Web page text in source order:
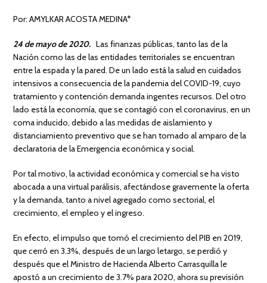
Por: AMYLKAR ACOSTA MEDINA*
24 de mayo de 2020. Las finanzas públicas, tanto las de la
Nación como las de las entidades territoriales se encuentran
entre la espada y la pared. De un lado está la salud en cuidados
intensivos a consecuencia de la pandemia del COVID-19, cuyo
tratamiento y contención demanda ingentes recursos. Del otro
lado está la economía, que se contagió con el coronavirus, en un
coma inducido, debido a las medidas de aislamiento y
distanciamiento preventivo que se han tomado al amparo de la
declaratoria de la Emergencia económica y social.
Por tal motivo, la actividad económica y comercial se ha visto
abocada a una virtual parálisis, afectándose gravemente la oferta
y la demanda, tanto a nivel agregado como sectorial, el
crecimiento, el empleo y el ingreso.
En efecto, el impulso que tomó el crecimiento del PIB en 2019,
que cerró en 3.3%, después de un largo letargo, se perdió y
después que el Ministro de Hacienda Alberto Carrasquilla le
apostó a un crecimiento de 3.7% para 2020, ahora su previsión